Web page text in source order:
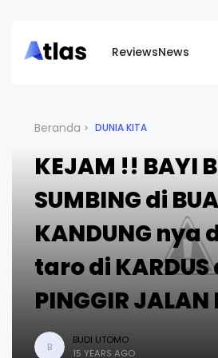
ReviewsNews
Beranda DUNIA KITA
KEJAM !! BAYI
SUMBING di
KANDUNG nya
taro di KARDUS
PINGGIR
B
BUDI UTOMO
15 YEARS AGO